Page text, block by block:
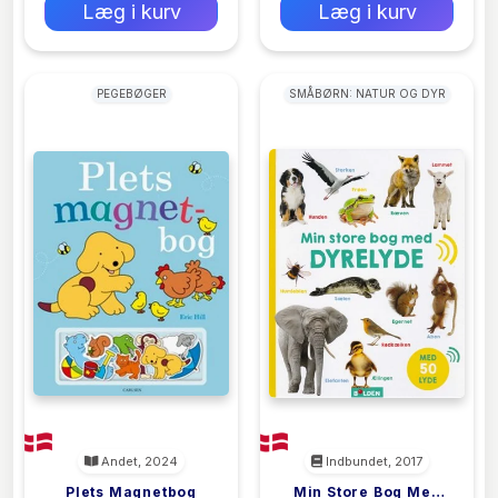
Læg i kurv Læg i kurv
PEGEBØGER
Andet, 2024
Plets Magnetbog
SMÅBØRN: NATUR OG DYR
Indbundet, 2017
Min Store Bog Med